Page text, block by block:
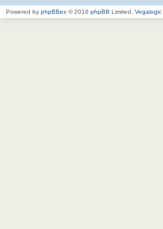
Powered by phpBBex © 2016 phpBB Limited, Vegalogic